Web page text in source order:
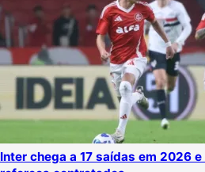
Inter chega a 17 saídas em 2026